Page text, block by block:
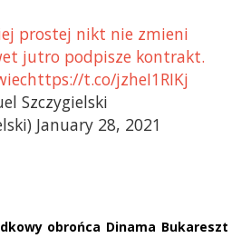
prostej nikt nie zmieni
jutro podpisze kontrakt.
t.co/jzheI1RIKj
Szczygielski
January 28, 2021
obrońca Dinama Bukareszt